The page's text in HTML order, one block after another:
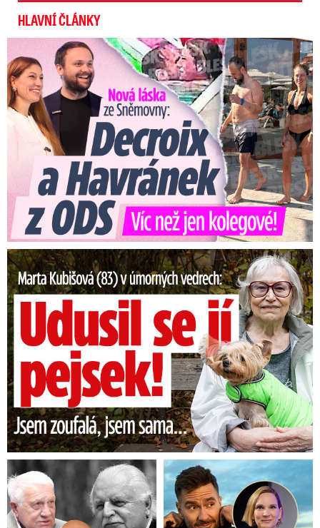
HLAVNÍ ČLÁNKY
Nová láska ve Sněmovně: Decroix s mladým kolegou z ODS
Marta Kubišová (83) v úmorných vedrech: Udusil se jí pejsek!